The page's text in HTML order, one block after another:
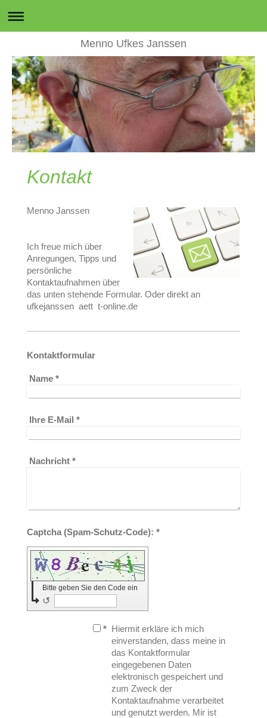
Menno Ufkes Janssen
Kontakt
Menno Janssen
Ich freue mich über
Anregungen, Tipps und
persönliche
Kontaktaufnahmen über
das unten stehende Formular. Oder direkt an
ufkejanssen aett t-online.de
Kontaktformular
Name*
Ihre E-Mail *
Nachricht*
Captcha (Spam-Schutz-Code): *
Bitte geben Sie den Code ein
↺
* Hiermit erkläre ich mich
einverstanden, dass meine in
das Kontaktformular
eingegebenen Daten
elektronisch gespeichert und
zum Zweck der
Kontaktaufnahme verarbeitet
und genutzt werden. Mir ist